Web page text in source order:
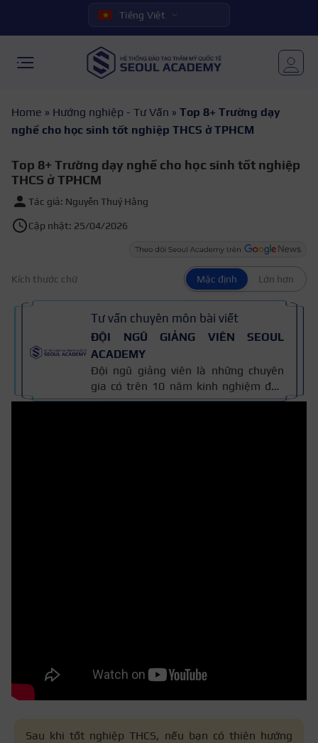
Tiếng Việt
Home » Hướng nghiệp - Tư Vấn » Top 8+ Trường dạy
nghề cho học sinh tốt nghiệp THCS ở TPHCM
Top 8+ Trường dạy nghề cho học sinh tốt nghiệp
THCS ở TPHCM
Tác giả: Nguyễn Thuý Hằng
Cập nhật: 25/04/2026
Kích thước chữ Mặc định Lớn hơn
Tư vấn chuyên môn bài viết
ĐỘI NGŨ GIẢNG VIÊN SEOUL
ACADEMY
Đội ngũ giảng viên là những chuyên
gia có trên 10 năm kinh nghiệm đào
tạo nghề và kiến thức thẩm mỹ
Sau khi tốt nghiệp THCS, nếu bạn có thiên hướng